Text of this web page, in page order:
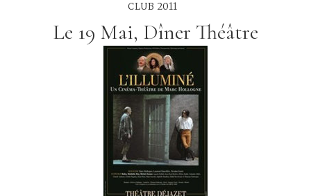
CLUB 2011
Le 19 Mai, Dîner Théâtre